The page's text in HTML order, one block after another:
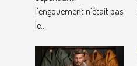
l’engouement n’était pas
le...